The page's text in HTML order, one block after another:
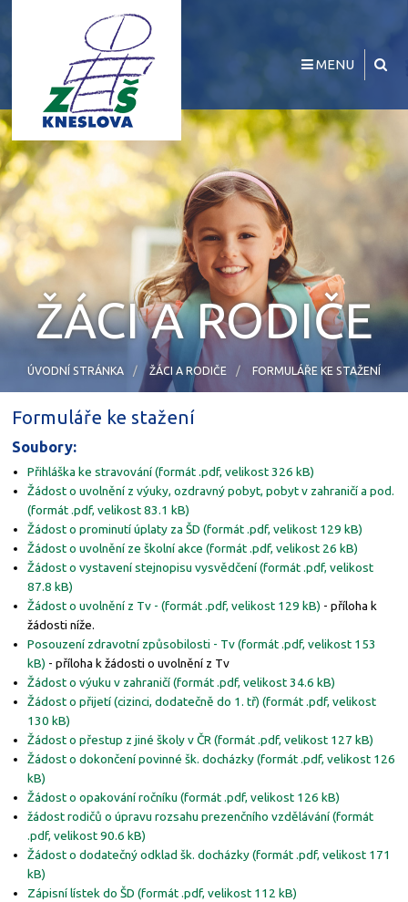
MENU
ŽÁCI A RODIČE
ÚVODNÍ STRÁNKA ŽÁCI A RODIČE FORMULÁŘE KE STAŽENÍ
Formuláře ke stažení
Soubory:
Přihláška ke stravování (formát .pdf, velikost 326 kB)
Žádost o uvolnění z výuky, ozdravný pobyt, pobyt v zahraničí a pod.
(formát .pdf, velikost 83.1 kB)
Žádost o prominutí úplaty za ŠD (formát .pdf, velikost 129 kB)
Žádost o uvolnění ze školní akce (formát .pdf, velikost 26 kB)
Žádost o vystavení stejnopisu vysvědčení (formát .pdf, velikost
87.8 kB)
Žádost o uvolnění z Tv - (formát .pdf, velikost 129 kB) - příloha k
žádosti níže.
Posouzení zdravotní způsobilosti - Tv (formát .pdf, velikost 153
kB) - příloha k žádosti o uvolnění z Tv
Žádost o výuku v zahraničí (formát .pdf, velikost 34.6 kB)
Žádost o přijetí (cizinci, dodatečně do 1. tř) (formát .pdf, velikost
130 kB)
Žádost o přestup z jiné školy v ČR (formát .pdf, velikost 127 kB)
Žádost o dokončení povinné šk. docházky (formát .pdf, velikost 126
kB)
Žádost o opakování ročníku (formát .pdf, velikost 126 kB)
žádost rodičů o úpravu rozsahu prezenčního vzdělávání (formát
.pdf, velikost 90.6 kB)
Žádost o dodatečný odklad šk. docházky (formát .pdf, velikost 171
kB)
Zápisní lístek do ŠD (formát .pdf, velikost 112 kB)